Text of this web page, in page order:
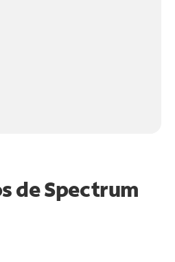
de Spectrum